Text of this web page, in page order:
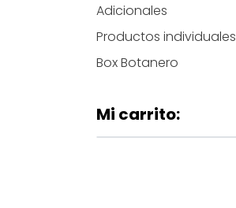
Adicionales
Productos individuales
Box Botanero
Mi carrito: